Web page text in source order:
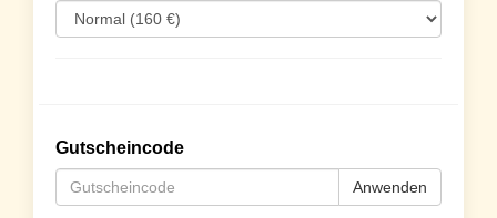
Gutscheincode
Anwenden